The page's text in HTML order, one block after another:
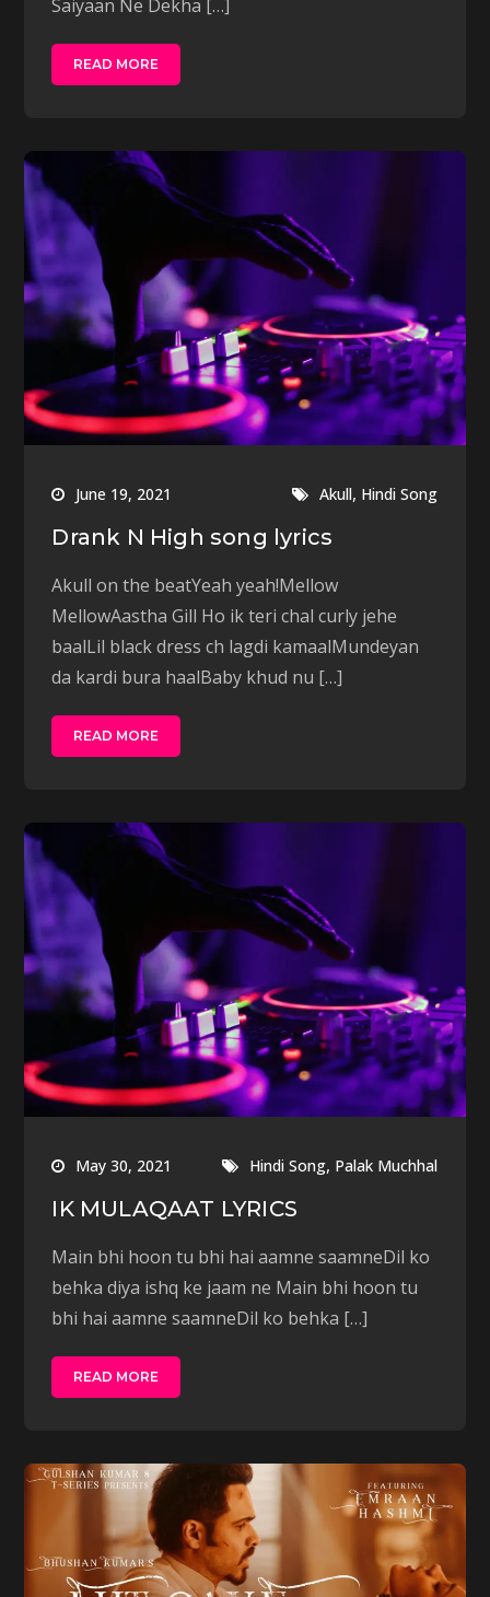
Saiyaan Ne Dekha […]
READ MORE
June 19, 2021 Akull, Hindi Song
Drank N High song lyrics
Akull on the beatYeah yeah!Mellow
MellowAastha Gill Ho ik teri chal curly jehe
baalLil black dress ch lagdi kamaalMundeyan
da kardi bura haalBaby khud nu […]
READ MORE
May 30, 2021 Hindi Song, Palak Muchhal
IK MULAQAAT LYRICS
Main bhi hoon tu bhi hai aamne saamneDil ko
behka diya ishq ke jaam ne Main bhi hoon tu
bhi hai aamne saamneDil ko behka […]
READ MORE